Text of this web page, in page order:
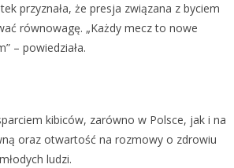
przyznała, że presja związana z byciem
równowagę. „Każdy mecz to nowe
– powiedziała.
kibiców, zarówno w Polsce, jak i na
oraz otwartość na rozmowy o zdrowiu
ludzi.